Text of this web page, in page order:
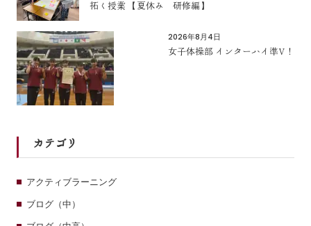
拓く授業 【夏休み 研修編】
2026年8月4日
女子体操部 インターハイ準V！
カテゴリ
アクティブラーニング
ブログ（中）